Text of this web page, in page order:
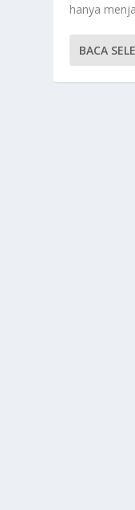
hanya
BACA